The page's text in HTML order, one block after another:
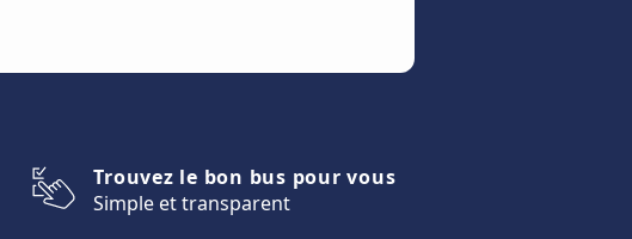
Trouvez le bon bus pour vous
Simple et transparent